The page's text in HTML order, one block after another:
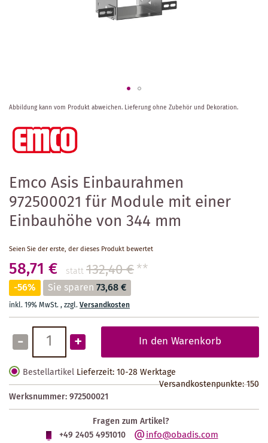
Emco Asis Einbaurahmen
972500021 für Module mit einer
Einbauhöhe von 344 mm
Seien Sie der erste, der dieses Produkt bewertet
58,71 € statt132,40 €**
-56% Sie sparen 73,68 €
inkl. 19% MwSt.,zzgl.Versandkosten
- + In den Warenkorb
Bestellartikel Lieferzeit: 10-28 Werktage
Versandkostenpunkte:150
Werksnummer:972500021
Fragen zum Artikel?
+49 2405 4951010
info@obadis.com
Zum
Anfang
der
Bildergalerie
springen
Abbildung kann vom Produkt abweichen. Lieferung ohne Zubehör und Dekoration.